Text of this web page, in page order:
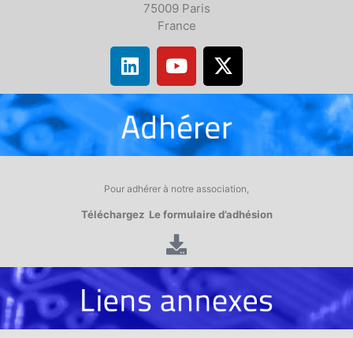
75009 Paris
France
Pour adhérer à notre association,
Téléchargez Le formulaire d’adhésion